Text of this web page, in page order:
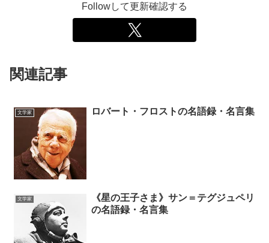
Followして更新確認する
関連記事
文学家 ロバート・フロストの名語録・名言集
文学家
《星の王子さま》サン＝テグジュペリ
の名語録・名言集